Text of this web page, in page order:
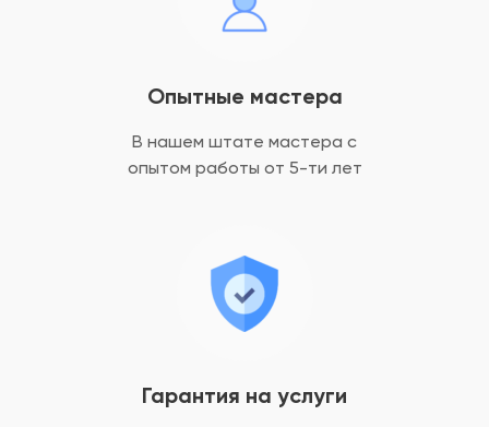
Гарантия на услуги
Опытные мастера
В нашем штате мастера с
опытом работы от 5-ти лет